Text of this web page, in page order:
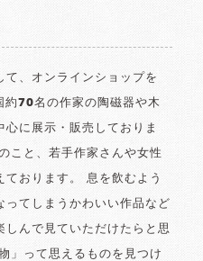
て、オンラインショップを
70名の作家の陶磁器や木
に展示・販売しておりま
こと、若手作家さんや女性
おります。 息を飲むよう
ってしまうかわいい作品など
しんで見ていただけたらと思
」って思えるものを見つけ